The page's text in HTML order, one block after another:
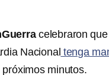
celebraron que
Nacional tenga
minutos.